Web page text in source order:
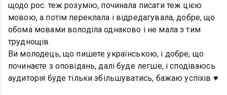
щодо рос. теж розумію, починала писати теж цією
мовою, а потім переклала і відредагувала, добре, що
обома мовами володіла однаково і не мала з тим
труднощів
Ви молодець, що пишете українською, і добре, що
починаєте з оповідань, далі буде легше, і сподіваюсь
аудиторія буде тільки збільшуватись, бажаю успіхів ♥